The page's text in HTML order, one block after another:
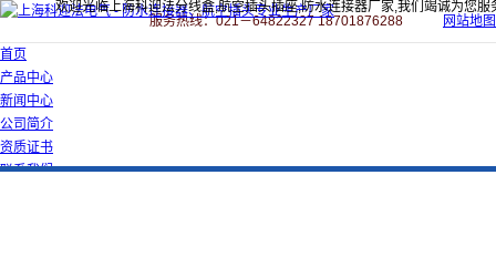
欢迎光临上海科迎法分线盒,航空插头插座,防水连接器厂家,我们竭诚为您服
服务热线：021－64822327 18701876288
网站地图
首页
产品中心
新闻中心
公司简介
资质证书
联系我们